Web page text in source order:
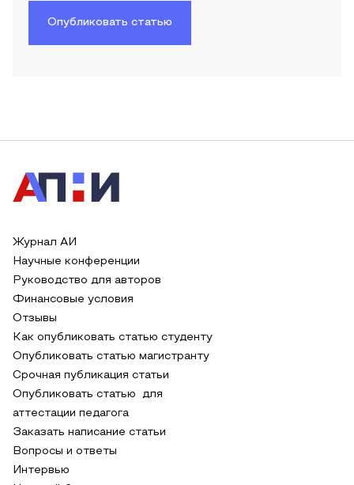
Опубликовать статью
Журнал АИ
Научные конференции
Руководство для авторов
Финансовые условия
Отзывы
Как опубликовать статью студенту
Опубликовать статью магистранту
Срочная публикация статьи
Опубликовать статью для
аттестации педагога
Заказать написание статьи
Вопросы и ответы
Интервью